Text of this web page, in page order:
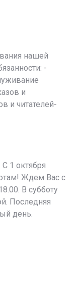
нашей
-
и
и читателей-
1 октября
Ждем Вас с
В субботу
Последняя
день.